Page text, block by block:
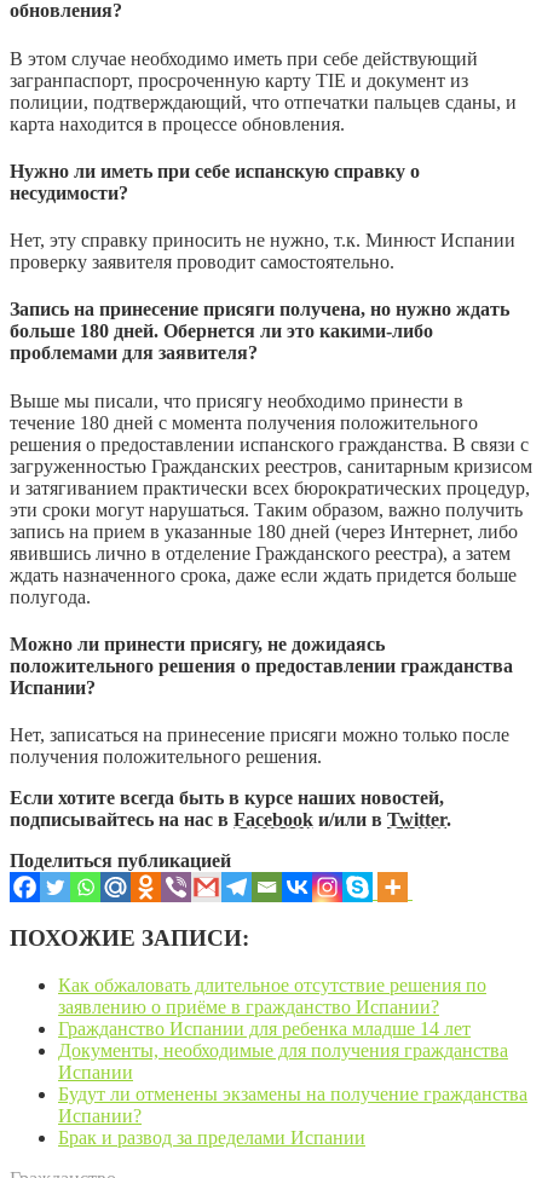
обновления?
В этом случае необходимо иметь при себе действующий
загранпаспорт, просроченную карту TIE и документ из
полиции, подтверждающий, что отпечатки пальцев сданы, и
карта находится в процессе обновления.
Нужно ли иметь при себе испанскую справку о
несудимости?
Нет, эту справку приносить не нужно, т.к. Минюст Испании
проверку заявителя проводит самостоятельно.
Запись на принесение присяги получена, но нужно ждать
больше 180 дней. Обернется ли это какими-либо
проблемами для заявителя?
Выше мы писали, что присягу необходимо принести в
течение 180 дней с момента получения положительного
решения о предоставлении испанского гражданства. В связи с
загруженностью Гражданских реестров, санитарным кризисом
и затягиванием практически всех бюрократических процедур,
эти сроки могут нарушаться. Таким образом, важно получить
запись на прием в указанные 180 дней (через Интернет, либо
явившись лично в отделение Гражданского реестра), а затем
ждать назначенного срока, даже если ждать придется больше
полугода.
Можно ли принести присягу, не дожидаясь
положительного решения о предоставлении гражданства
Испании?
Нет, записаться на принесение присяги можно только после
получения положительного решения.
Если хотите всегда быть в курсе наших новостей,
подписывайтесь на нас в Facebook и/или в Twitter.
Поделиться публикацией
ПОХОЖИЕ ЗАПИСИ:
Как обжаловать длительное отсутствие решения по
заявлению о приёме в гражданство Испании?
Гражданство Испании для ребенка младше 14 лет
Документы, необходимые для получения гражданства
Испании
Будут ли отменены экзамены на получение гражданства
Испании?
Брак и развод за пределами Испании